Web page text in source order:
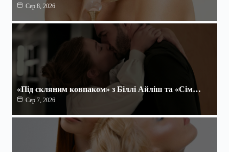
Сер 8, 2026
«Під скляним ковпаком» з Біллі Айліш та «Сім…
Сер 7, 2026